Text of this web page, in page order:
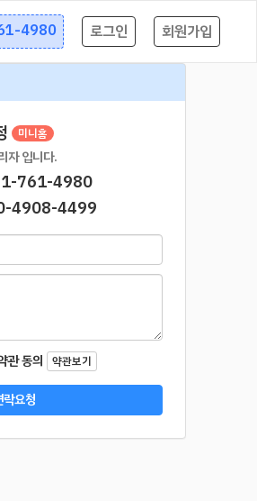
로그인 회원가입
4980
미니홈
자 입니다.
761-4980
4908-4499
관 동의 약관보기
요청